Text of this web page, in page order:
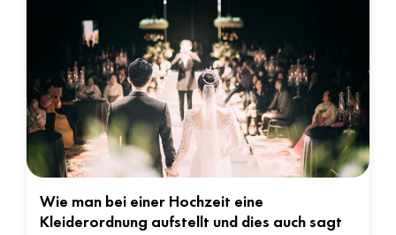
Wie man bei einer Hochzeit eine
Kleiderordnung aufstellt und dies auch sagt